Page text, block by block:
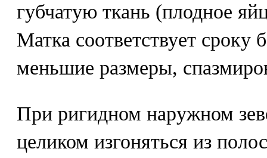
губчатую ткань (плодное
Матка соответствует сроку
меньшие размеры,
При ригидном наружном
целиком изгоняться из